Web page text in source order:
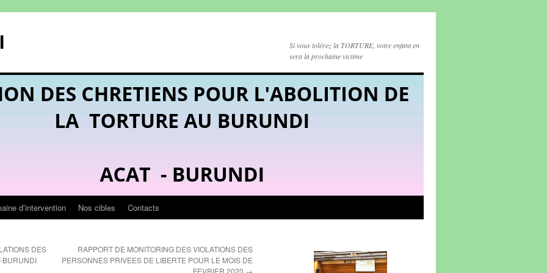
Si vous tolérez la TORTURE, votre enfant en
sera la prochaine victime
d’intervention Nos cibles Contacts
DES
BURUNDI
RAPPORT DE MONITORING DES VIOLATIONS DES
PERSONNES PRIVEES DE LIBERTE POUR LE MOIS DE
FEVRIER 2020 →